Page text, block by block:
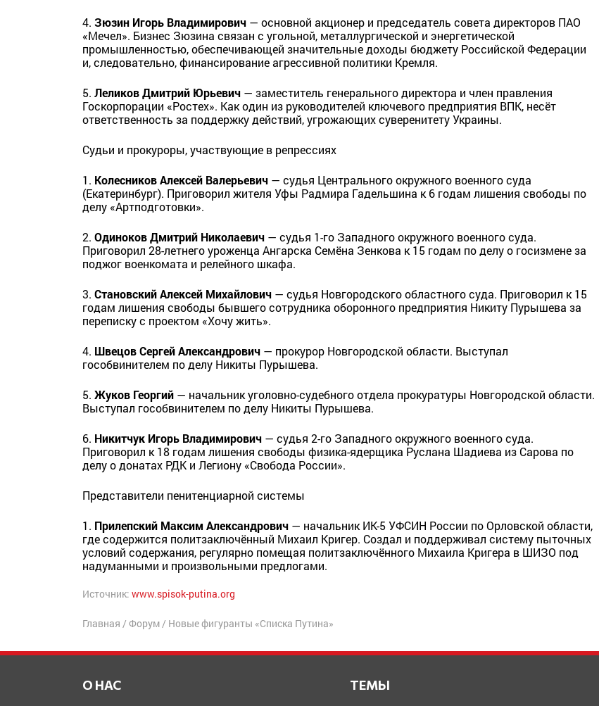
4. Зюзин Игорь Владимирович — основной акционер и председатель совета директоров ПАО
«Мечел». Бизнес Зюзина связан с угольной, металлургической и энергетической
промышленностью, обеспечивающей значительные доходы бюджету Российской Федерации
и, следовательно, финансирование агрессивной политики Кремля.
5. Леликов Дмитрий Юрьевич — заместитель генерального директора и член правления
Госкорпорации «Ростех». Как один из руководителей ключевого предприятия ВПК, несёт
ответственность за поддержку действий, угрожающих суверенитету Украины.
Судьи и прокуроры, участвующие в репрессиях
1. Колесников Алексей Валерьевич — судья Центрального окружного военного суда
(Екатеринбург). Приговорил жителя Уфы Радмира Гадельшина к 6 годам лишения свободы по
делу «Артподготовки».
2. Одиноков Дмитрий Николаевич — судья 1-го Западного окружного военного суда.
Приговорил 28-летнего уроженца Ангарска Семёна Зенкова к 15 годам по делу о госизмене за
поджог военкомата и релейного шкафа.
3. Становский Алексей Михайлович — судья Новгородского областного суда. Приговорил к 15
годам лишения свободы бывшего сотрудника оборонного предприятия Никиту Пурышева за
переписку с проектом «Хочу жить».
4. Швецов Сергей Александрович — прокурор Новгородской области. Выступал
гособвинителем по делу Никиты Пурышева.
5. Жуков Георгий — начальник уголовно-судебного отдела прокуратуры Новгородской области.
Выступал гособвинителем по делу Никиты Пурышева.
6. Никитчук Игорь Владимирович — судья 2-го Западного окружного военного суда.
Приговорил к 18 годам лишения свободы физика-ядерщика Руслана Шадиева из Сарова по
делу о донатах РДК и Легиону «Свобода России».
Представители пенитенциарной системы
1. Прилепский Максим Александрович — начальник ИК-5 УФСИН России по Орловской области,
где содержится политзаключённый Михаил Кригер. Создал и поддерживал систему пыточных
условий содержания, регулярно помещая политзаключённого Михаила Кригера в ШИЗО под
надуманными и произвольными предлогами.
Источник: www.spisok-putina.org
Главная / Форум/ Новые фигуранты «Списка Путина»
О НАС ТЕМЫ